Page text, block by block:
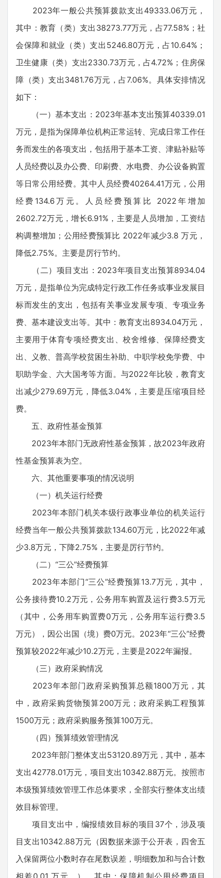
2023年一般公共预算拨款支出49333.06万元，
其中：教育（类）支出38273.77万元，占77.58%；社
会保障和就业（类）支出5246.80万元，占10.64%；
卫生健康（类）支出2330.73万元，占4.72%；住房保
障（类）支出3481.76万元，占7.06%。具体安排情况
如下：
（一）基本支出：2023年基本支出预算40339.01
万元，是指为保障单位机构正常运转、完成日常工作任
务而发生的各项支出，包括用于基本工资、津贴补贴等
人员经费以及办公费、印刷费、水电费、办公设备购置
等日常公用经费。其中人员经费40264.41万元，公用
经费134.6万元。人员经费预算比 2022年增加
2602.72万元，增长6.91%，主要是人员增加，工资结
构调整增加；公用经费预算比 2022年减少3.8 万元，
降低2.75%。主要是厉行节约。
（二）项目支出：2023年项目支出预算8934.04
万元，是指单位为完成特定行政工作任务或事业发展目
标而发生的支出，包括有关事业发展专项、专项业务
费、基本建设支出等。其中：教育支出8934.04万元，
主要用于体育专项经费支出、校舍维修、保障经费支
出、义教、普高学校贫困生补助、中职学校免学费、中
职助学金、六大国考等方面。与2022年比较，教育支
出减少279.69万元，降低3.04%，主要是压缩项目经
费。
五、政府性基金预算
2023年本部门无政府性基金预算，故2023年政府
性基金预算表为空。
六、其他重要事项的情况说明
（一）机关运行经费
2023年本部门机关本级行政事业单位的机关运行
经费当年一般公共预算拨款134.60万元，比2022年减
少3.8万元，下降2.75%，主要是厉行节约。
（二）“三公”经费预算
2023年本部门“三公”经费预算13.7万元，其中，
公务接待费10.2万元，公务用车购置及运行费3.5万元
（其中，公务用车购置费0万元，公务用车运行费3.5
万元），因公出国（境）费0万元。2023年“三公”经费
预算较2022年减少10.2万元，主要是2022年漏报。
（三）政府采购情况
2023年本部门政府采购预算总额1800万元，其
中，政府采购货物预算200万元；政府采购工程预算
1500万元；政府采购服务预算100万元。
（四）预算绩效管理情况
2023年部门整体支出53120.89万元，其中，基本
支出42778.01万元，项目支出10342.88万元。按照市
本级预算绩效管理工作总体要求，全部实行整体支出绩
效目标管理。
项目支出中，编报绩效目标的项目37个，涉及项
目支出10342.88万元（因数据来源于公开表，四舍五
入保留两位小数时存在尾数误差，明细数加和与合计数
相差0.01 万元。），其中：保障机制公用经费项目